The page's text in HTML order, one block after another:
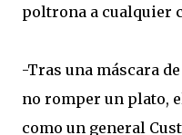
poltrona a cualquier
-Tras una máscara
no romper un plato,
como un general